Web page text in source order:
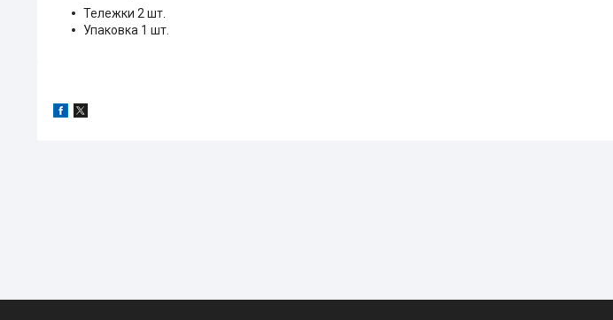
Тележки 2 шт.
Упаковка 1 шт.